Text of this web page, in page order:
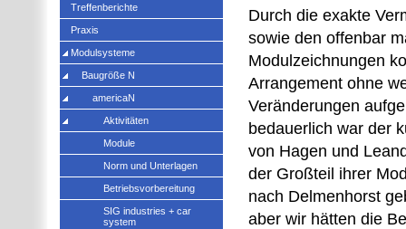
Durch die exakte
sowie den offenbar
Modulzeichnungen
Arrangement ohne
Veränderungen
bedauerlich war der
von Hagen und
der Großteil ihrer
nach Delmenhorst
aber wir hätten die
Treffenberichte
Praxis
Modulsysteme
Baugröße N
americaN
Aktivitäten
Module
Norm und Unterlagen
Betriebsvorbereitung
SIG industries + car
system